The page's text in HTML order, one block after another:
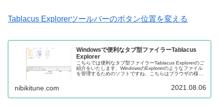
Tablacus Explorerツールバーのボタン位置を変える
Windowsで便利なタブ型ファイラーTablacus
Explorer
こちらでは便利なタブ型ファイラーTablacus Explorerのご
紹介をいたします、WindowsのExplorerのようなファイル
を管理するためのソフトですね、こちらはブラウザの様に
nibikitune.com 2021.08.06